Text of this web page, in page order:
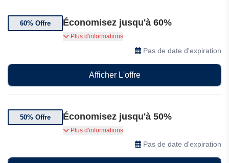
60% Offre Économisez jusqu'à 60%
Bénéficiez de 60% de réduction sur une
sélection de produits Babeside.
Plus d'informations
Pas de date d'expiration
Afficher L'offre
50% Offre Économisez jusqu'à 50%
Profitez de jusqu'à 50% de réduction sur
Plus d'informations
Pas de date d'expiration